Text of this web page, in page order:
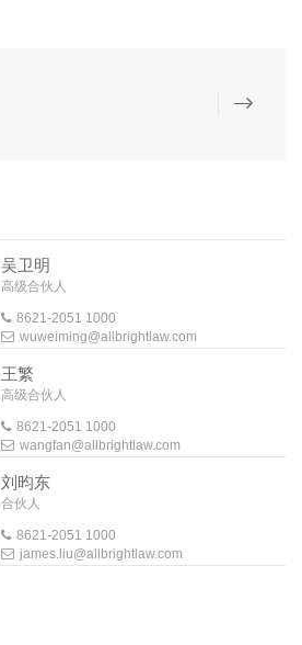
吴卫明
高级合伙人
8621-2051 1000
wuweiming@allbrightlaw.com
王繁
高级合伙人
8621-2051 1000
wangfan@allbrightlaw.com
刘昀东
合伙人
8621-2051 1000
james.liu@allbrightlaw.com